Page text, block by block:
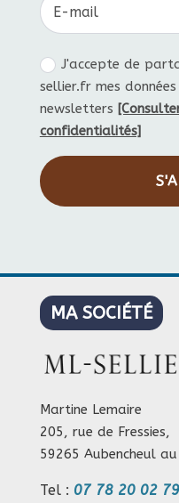
J'accepte de
sellier.fr mes
newsletters
confidentialités]
MA SOCIÉTÉ
Martine Lemaire
205, rue de Fressies,
59265 Aubencheul
Tel : 07 78 20 02 79